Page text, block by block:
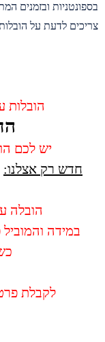
בספונטניות ובזמנים
צריכים לדעת על
הובלות
יש לכם
חדש רק אצלנו:
הובלה
במידה
לקבלת